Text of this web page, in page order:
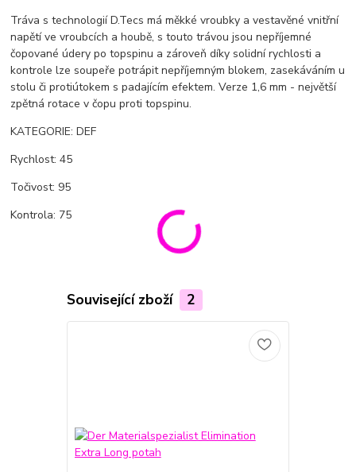
Tráva s technologií D.Tecs má měkké vroubky a vestavěné vnitřní
napětí ve vroubcích a houbě, s touto trávou jsou nepříjemné
čopované údery po topspinu a zároveň díky solidní rychlosti a
kontrole lze soupeře potrápit nepříjemným blokem, zasekáváním u
stolu či protiútokem s padajícím efektem. Verze 1,6 mm - největší
zpětná rotace v čopu proti topspinu.
KATEGORIE: DEF
Rychlost: 45
Točivost: 95
Kontrola: 75
Související zboží 2